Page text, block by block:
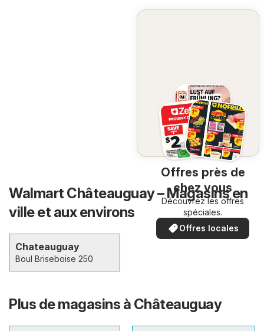
Offres près de
chez vous
Découvrez les offres
spéciales.
Offres locales
Walmart Châteauguay – Magasins en
ville et aux environs
Chateauguay
Boul Briseboise 250
Plus de magasins à Châteauguay